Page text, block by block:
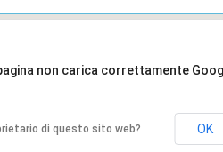
non carica correttamente
di questo sito web? OK